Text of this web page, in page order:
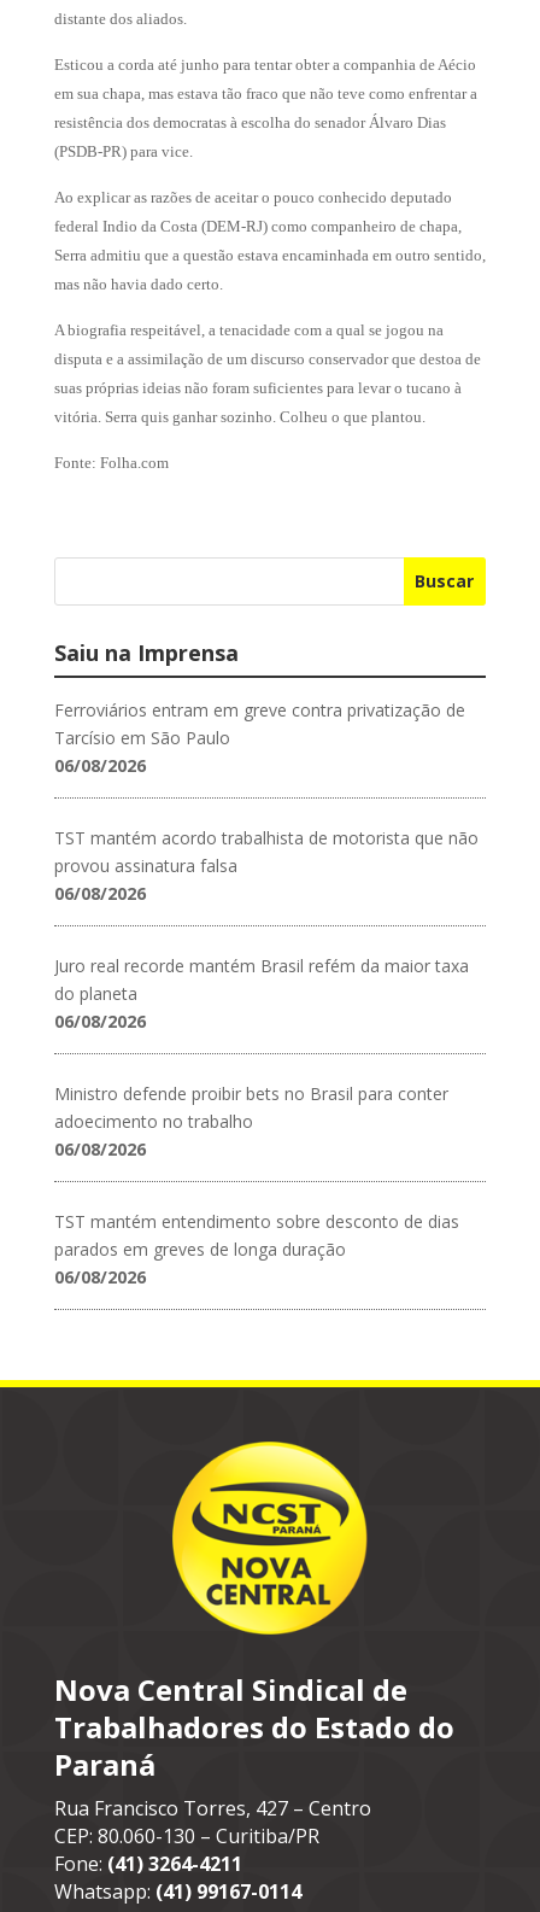
distante dos aliados.
Esticou a corda até junho para tentar obter a companhia de Aécio
em sua chapa, mas estava tão fraco que não teve como enfrentar a
resistência dos democratas à escolha do senador Álvaro Dias
(PSDB-PR) para vice.
Ao explicar as razões de aceitar o pouco conhecido deputado
federal Indio da Costa (DEM-RJ) como companheiro de chapa,
Serra admitiu que a questão estava encaminhada em outro sentido,
mas não havia dado certo.
A biografia respeitável, a tenacidade com a qual se jogou na
disputa e a assimilação de um discurso conservador que destoa de
suas próprias ideias não foram suficientes para levar o tucano à
vitória. Serra quis ganhar sozinho. Colheu o que plantou.
Fonte: Folha.com
Buscar
Saiu na Imprensa
Ferroviários entram em greve contra privatização de
Tarcísio em São Paulo
06/08/2026
TST mantém acordo trabalhista de motorista que não
provou assinatura falsa
06/08/2026
Juro real recorde mantém Brasil refém da maior taxa
do planeta
06/08/2026
Ministro defende proibir bets no Brasil para conter
adoecimento no trabalho
06/08/2026
TST mantém entendimento sobre desconto de dias
parados em greves de longa duração
06/08/2026
Nova Central Sindical de
Trabalhadores do Estado do
Paraná
Rua Francisco Torres, 427 – Centro
CEP: 80.060-130 – Curitiba/PR
Fone: (41) 3264-4211
Whatsapp: (41) 99167-0114